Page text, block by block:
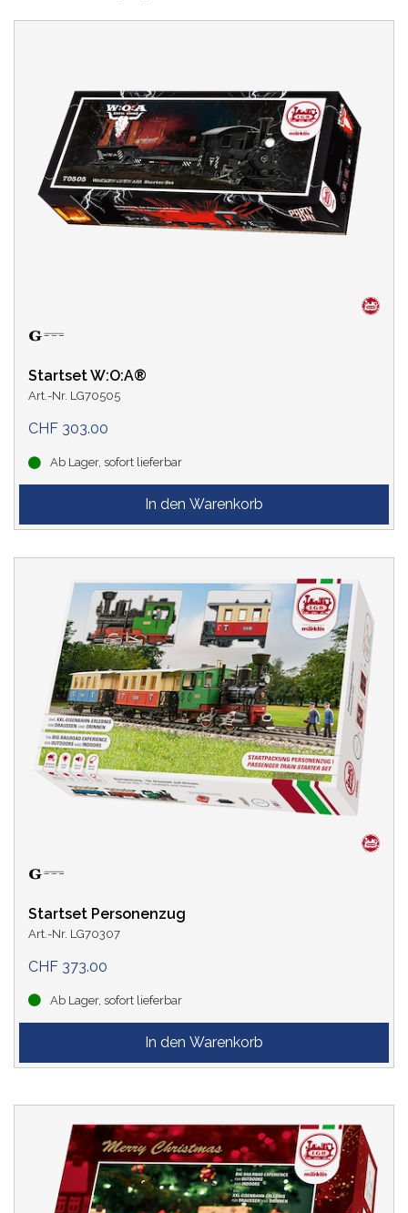
Startset W:O:A®
Art.-Nr. LG70505
CHF 303.00
Ab Lager, sofort lieferbar
Startset Personenzug
Art.-Nr. LG70307
CHF 373.00
Ab Lager, sofort lieferbar
BAHNVERWALTUNG
(3)
LAND
STROMSYSTEM
2 Leiter Gleichstrom
LEBENSZYKLUS
LÄNGE ÜBER PUFFER